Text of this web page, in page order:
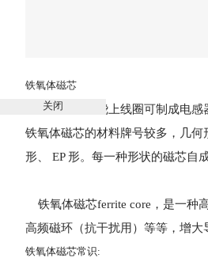
铁氧体磁芯
铁氧体磁芯上绕上线圈可制成电
铁氧体磁芯的材料牌号较多，几何
形、 EP 形。每一种形状的磁芯自
铁氧体磁芯ferrite core，是一种
高频磁环（抗干扰用）等等，增大
铁氧体磁芯常识:
关闭